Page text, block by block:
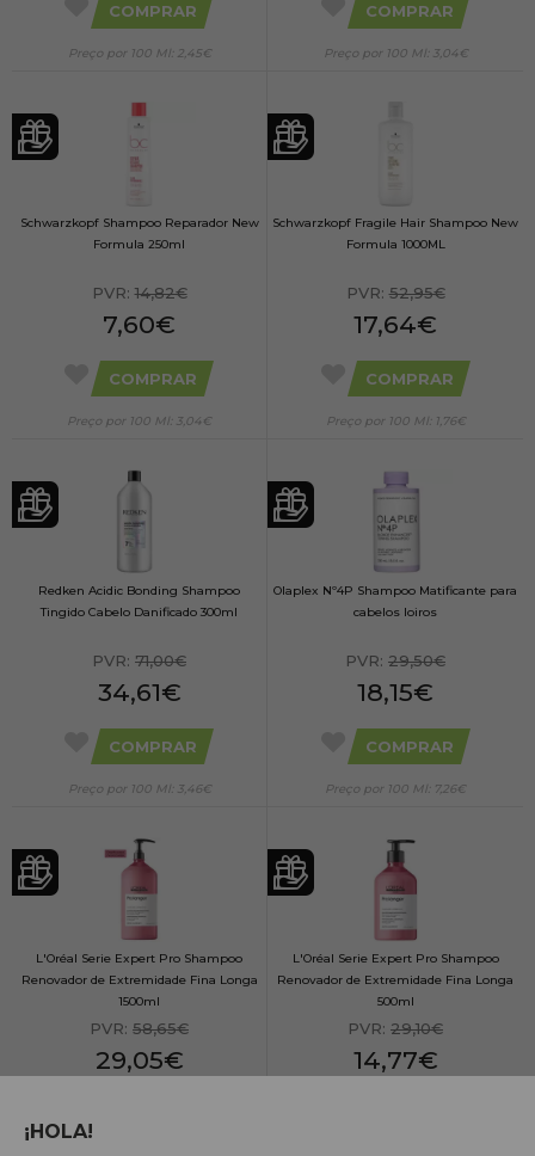
COMPRAR
Preço por 100 Ml: 2,45€
COMPRAR
Preço por 100 Ml: 3,04€
Schwarzkopf Shampoo Reparador New
Formula 250ml
PVR:14,82€
7,60€
COMPRAR
Preço por 100 Ml: 3,04€
Schwarzkopf Fragile Hair Shampoo New
Formula 1000ML
PVR:52,95€
17,64€
COMPRAR
Preço por 100 Ml: 1,76€
Redken Acidic Bonding Shampoo
Tingido Cabelo Danificado 300ml
PVR: 71,00€
34,61€
COMPRAR
Preço por 100 Ml: 3,46€
Olaplex Nº4P Shampoo Matificante para
cabelos loiros
PVR: 29,50€
18,15€
COMPRAR
Preço por 100 Ml: 7,26€
L'Oréal Serie Expert Pro Shampoo
Renovador de Extremidade Fina Longa
1500ml
PVR: 58,65€
29,05€
L'Oréal Serie Expert Pro Shampoo
Renovador de Extremidade Fina Longa
500ml
PVR: 29,10€
14,77€
¡HOLA!